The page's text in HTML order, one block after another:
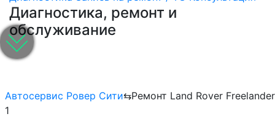
Диагностика, ремонт и
обслуживание
Автосервис Ровер Сити⇆Ремонт Land Rover Freelander
1